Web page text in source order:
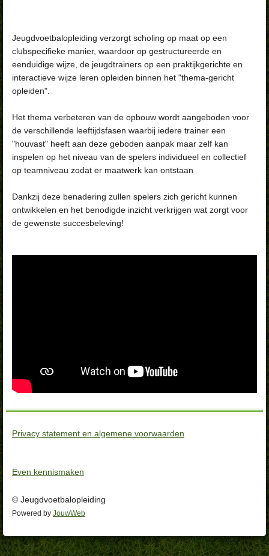
Jeugdvoetbalopleiding verzorgt scholing op maat op een
clubspecifieke manier, waardoor op gestructureerde en
eenduidige wijze, de jeugdtrainers op een praktijkgerichte en
interactieve wijze leren opleiden binnen het "thema-gericht
opleiden".
Het thema verbeteren van de opbouw wordt aangeboden voor
de verschillende leeftijdsfasen waarbij iedere trainer een
"houvast" heeft aan deze geboden aanpak maar zelf kan
inspelen op het niveau van de spelers individueel en collectief
op teamniveau zodat er maatwerk kan ontstaan
Dankzij deze benadering zullen spelers zich gericht kunnen
ontwikkelen en het benodigde inzicht verkrijgen wat zorgt voor
de gewenste succesbeleving!
Privacy statement en algemene voorwaarden
Even kennismaken
© Jeugdvoetbalopleiding
Powered by JouwWeb